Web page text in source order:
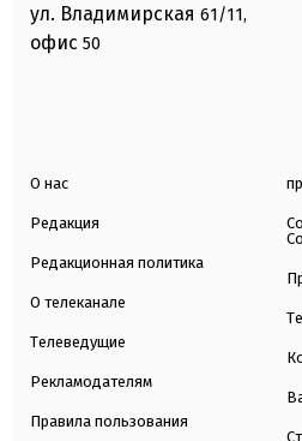
ул. Владимирская 61/11,
офис 50
О нас
Редакция
Редакционная политика
О телеканале
Телеведущие
Рекламодателям
Правила пользования